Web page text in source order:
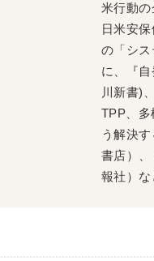
米行動の
日米安
の「シ
に、『
川新書)
TPP、多
う解決
書店）
報社）な